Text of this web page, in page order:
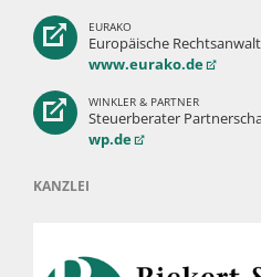
EURAKO
Europäische
www.eurako.de
WINKLER & PARTNER
Steuerberater
wp.de
KANZLEI